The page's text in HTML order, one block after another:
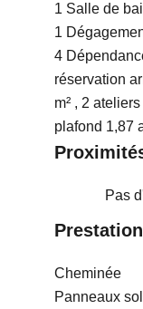
1 Salle de
1
4
réservation
m² , 2
plafond 1,87
Pas
Cheminée
Panneaux